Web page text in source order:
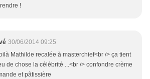
!
30/06/2014 09:25
Mathilde recalée à masterchief<br /> ça tient
de chose la célébrité ...<br /> confondre crème
et pâtissière